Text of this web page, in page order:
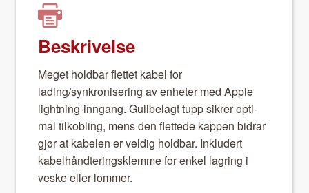
Beskrivelse
Meget hold­bar flet­tet kabel for
lading/synkronisering av enheter med Apple
light­ning-inngang. Gull­be­lagt tupp sikr­er opti­
mal tilkobling, mens den flet­tede kap­pen bidrar
gjør at kabe­len er veldig hold­bar. Inklud­ert
kabel­hånd­ter­ingsklemme for enkel lagring i
veske eller lom­mer.